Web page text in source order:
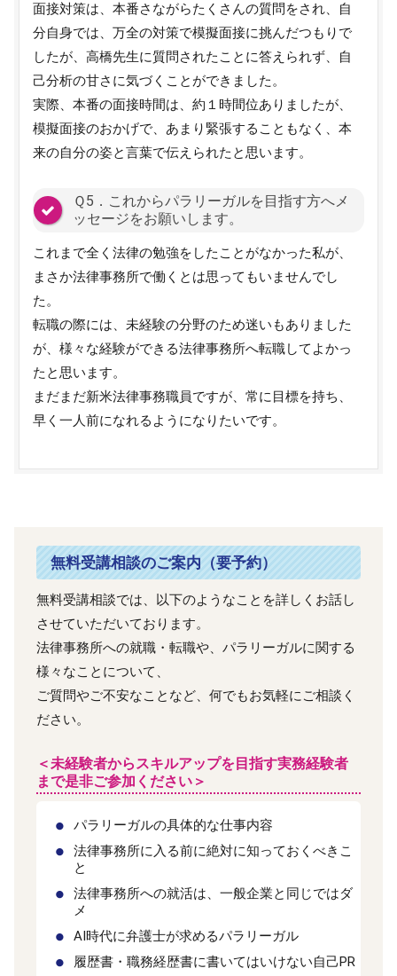
面接対策は、本番さながらたくさんの質問をされ、自
分自身では、万全の対策で模擬面接に挑んだつもりで
したが、高橋先生に質問されたことに答えられず、自
己分析の甘さに気づくことができました。
実際、本番の面接時間は、約１時間位ありましたが、
模擬面接のおかげで、あまり緊張することもなく、本
来の自分の姿と言葉で伝えられたと思います。
Ｑ5．これからパラリーガルを目指す方へメ
ッセージをお願いします。
これまで全く法律の勉強をしたことがなかった私が、
まさか法律事務所で働くとは思ってもいませんでし
た。
転職の際には、未経験の分野のため迷いもありました
が、様々な経験ができる法律事務所へ転職してよかっ
たと思います。
まだまだ新米法律事務職員ですが、常に目標を持ち、
早く一人前になれるようになりたいです。
無料受講相談のご案内（要予約）
無料受講相談では、以下のようなことを詳しくお話し
させていただいております。
法律事務所への就職・転職や、パラリーガルに関する
様々なことについて、
ご質問やご不安なことなど、何でもお気軽にご相談く
ださい。
＜未経験者からスキルアップを目指す実務経験者
まで是非ご参加ください＞
パラリーガルの具体的な仕事内容
法律事務所に入る前に絶対に知っておくべきこ
と
法律事務所への就活は、一般企業と同じではダ
メ
AI時代に弁護士が求めるパラリーガル
履歴書・職務経歴書に書いてはいけない自己PR